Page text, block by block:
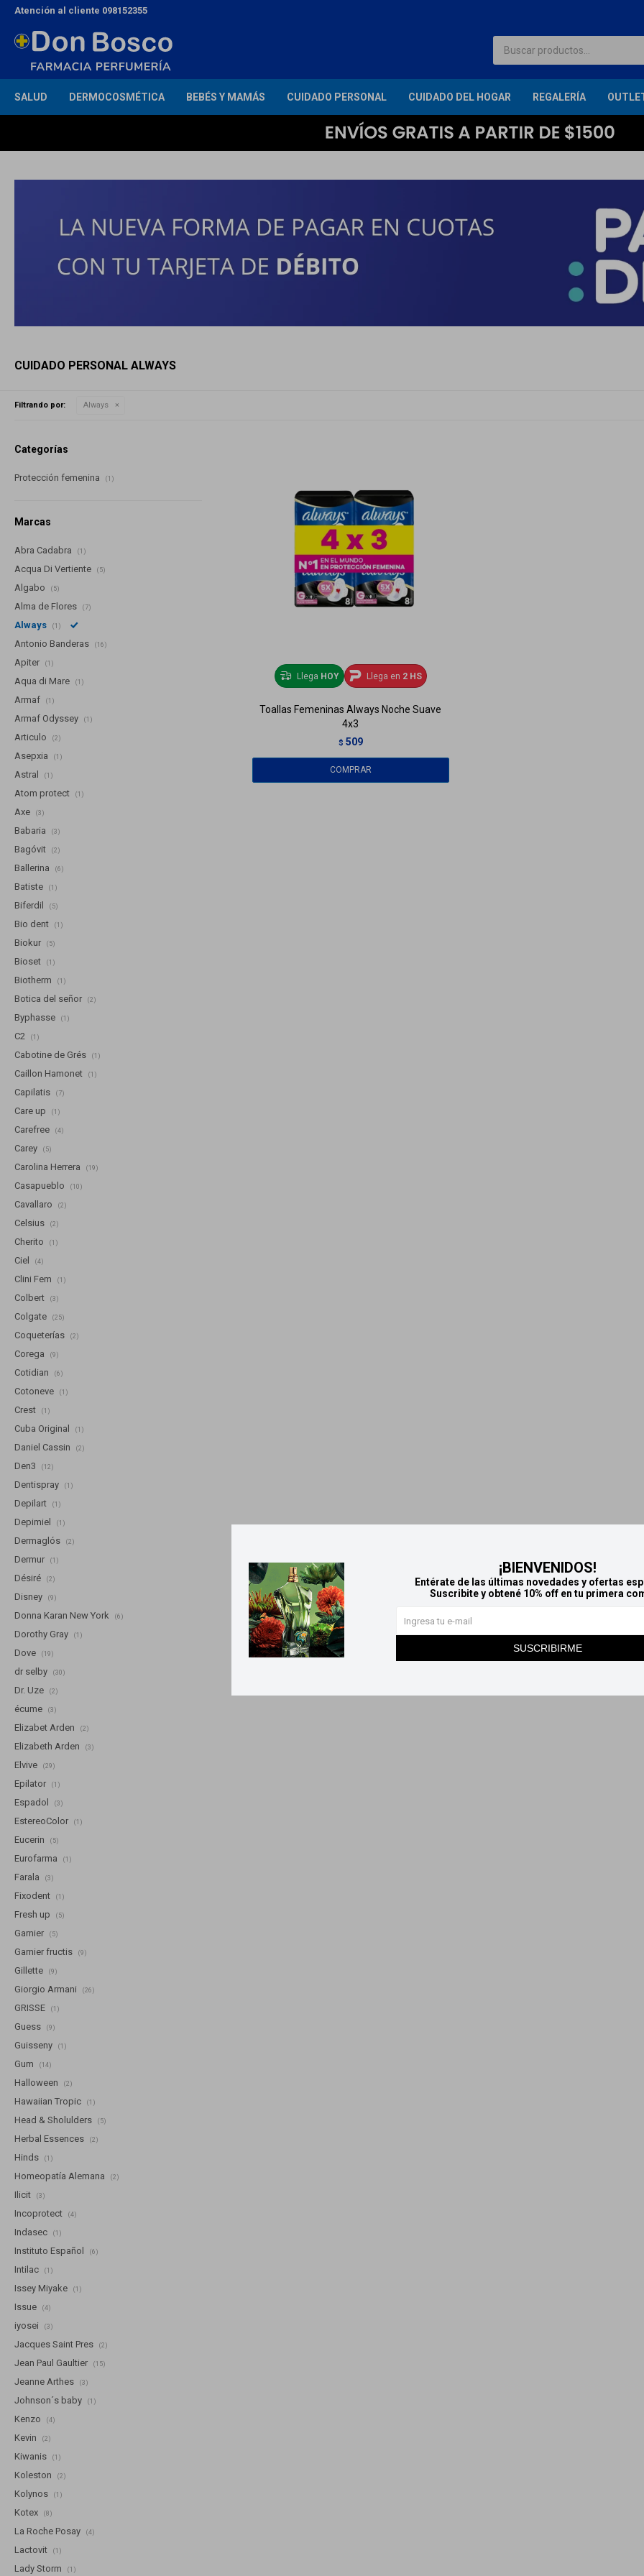
¡BIENVENIDOS!
Entérate de las últimas novedades y ofertas
Suscribite y obtené 10% off en tu primera
SUSCRIBIRME
SALUD DERMOCOSMÉTICA BEBÉS Y MAMÁS CUIDADO PERSONAL CUIDADO DEL HOGAR REGALERÍA
Atención al cliente 098152355
CUIDADO PERSONAL ALWAYS
Filtrando por: Always
Llega HOY Llega en 2 HS
Toallas Femeninas Always Noche Suave
4x3
$ 509
Categorías
Protección femenina (1)
Marcas
Abra Cadabra (1)
Acqua Di Vertiente (5)
Algabo (5)
Alma de Flores (7)
Always (1)
Antonio Banderas (16)
Apiter (1)
Aqua di Mare (1)
Armaf (1)
Armaf Odyssey (1)
Articulo (2)
Asepxia (1)
Astral (1)
Atom protect (1)
Axe (3)
Babaria (3)
Bagóvit (2)
Ballerina (6)
Batiste (1)
Biferdil (5)
Bio dent (1)
Biokur (5)
Bioset (1)
Biotherm (1)
Botica del señor (2)
Byphasse (1)
C2 (1)
Cabotine de Grés (1)
Caillon Hamonet (1)
Capilatis (7)
Care up (1)
Carefree (4)
Carey (5)
Carolina Herrera (19)
Casapueblo (10)
Cavallaro (2)
Celsius (2)
Cherito (1)
Ciel (4)
Clini Fem (1)
Colbert (3)
Colgate (25)
Coqueterías (2)
Corega (9)
Cotidian (6)
Cotoneve (1)
Crest (1)
Cuba Original (1)
Daniel Cassin (2)
Den3 (12)
Dentispray (1)
Depilart (1)
Depimiel (1)
Dermaglós (2)
Dermur (1)
Désiré (2)
Disney (9)
Donna Karan New York (6)
Dorothy Gray (1)
Dove (19)
dr selby (30)
Dr. Uze (2)
écume (3)
Elizabet Arden (2)
Elizabeth Arden (3)
Elvive (29)
Epilator (1)
Espadol (3)
EstereoColor (1)
Eucerin (5)
Eurofarma (1)
Farala (3)
Fixodent (1)
Fresh up (5)
Garnier (5)
Garnier fructis (9)
Gillette (9)
Giorgio Armani (26)
GRISSE (1)
Guess (9)
Guisseny (1)
Gum (14)
Halloween (2)
Hawaiian Tropic (1)
Head & Sholulders (5)
Herbal Essences (2)
Hinds (1)
Homeopatía Alemana (2)
Ilicit (3)
Incoprotect (4)
Indasec (1)
Instituto Español (6)
Intilac (1)
Issey Miyake (1)
Issue (4)
iyosei (3)
Jacques Saint Pres (2)
Jean Paul Gaultier (15)
Jeanne Arthes (3)
Johnson´s baby (1)
Kenzo (4)
Kevin (2)
Kiwanis (1)
Koleston (2)
Kolynos (1)
Kotex (8)
La Roche Posay (4)
Lactovit (1)
Lady Storm (1)